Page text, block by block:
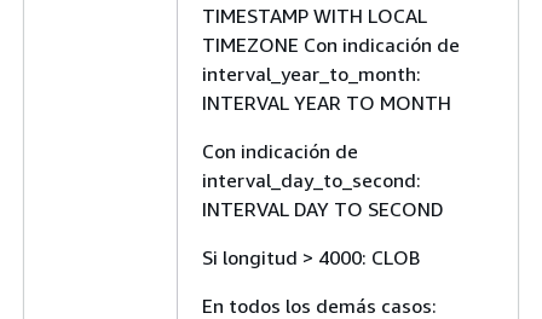
TIMESTAMP WITH LOCAL
TIMEZONE Con indicación de
interval_year_to_month:
INTERVAL YEAR TO MONTH
Con indicación de
interval_day_to_second:
INTERVAL DAY TO SECOND
Si longitud > 4000: CLOB
En todos los demás casos: